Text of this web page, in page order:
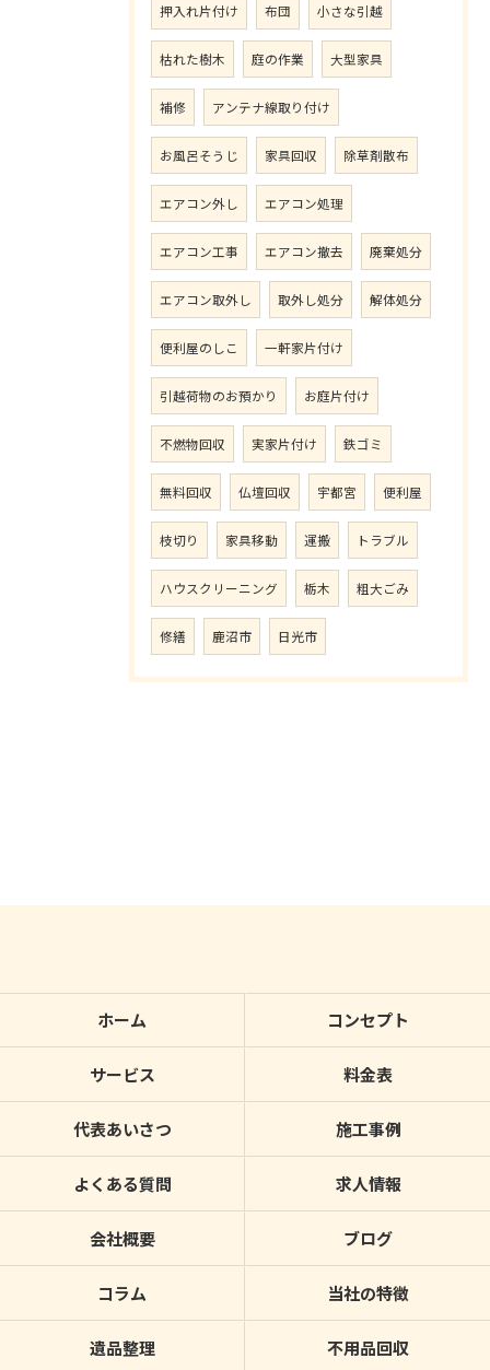
押入れ片付け 布団 小さな引越
枯れた樹木 庭の作業 大型家具
補修 アンテナ線取り付け
お風呂そうじ 家具回収 除草剤散布
エアコン外し エアコン処理
エアコン工事 エアコン撤去 廃棄処分
エアコン取外し 取外し処分 解体処分
便利屋のしこ 一軒家片付け
引越荷物のお預かり お庭片付け
不燃物回収 実家片付け 鉄ゴミ
無料回収 仏壇回収 宇都宮 便利屋
枝切り 家具移動 運搬 トラブル
ハウスクリーニング 栃木 粗大ごみ
修繕 鹿沼市 日光市
ホーム コンセプト
サービス 料金表
代表あいさつ 施工事例
よくある質問 求人情報
会社概要 ブログ
コラム 当社の特徴
遺品整理 不用品回収